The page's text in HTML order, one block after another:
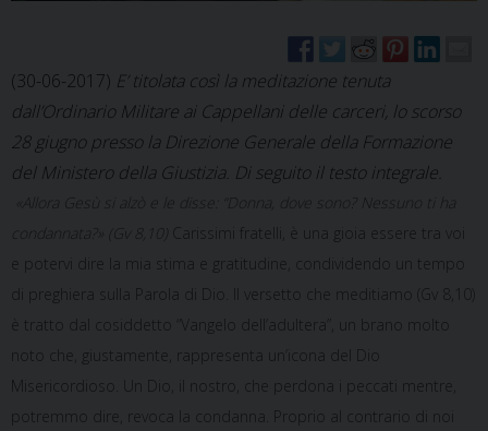
(30-06-2017) E’ titolata così la meditazione tenuta
dall’Ordinario Militare ai Cappellani delle carceri, lo scorso
28 giugno presso la Direzione Generale della Formazione
del Ministero della Giustizia. Di seguito il testo integrale.
«Allora Gesù si alzò e le disse: “Donna, dove sono? Nessuno ti ha
condannata?» (Gv 8,10)
Carissimi fratelli, è una gioia essere tra voi
e potervi dire la mia stima e gratitudine, condividendo un tempo
di preghiera sulla Parola di Dio. Il versetto che meditiamo (Gv 8,10)
è tratto dal cosiddetto “Vangelo dell’adultera”, un brano molto
noto che, giustamente, rappresenta un’icona del Dio
Misericordioso. Un Dio, il nostro, che perdona i peccati mentre,
potremmo dire, revoca la condanna. Proprio al contrario di noi